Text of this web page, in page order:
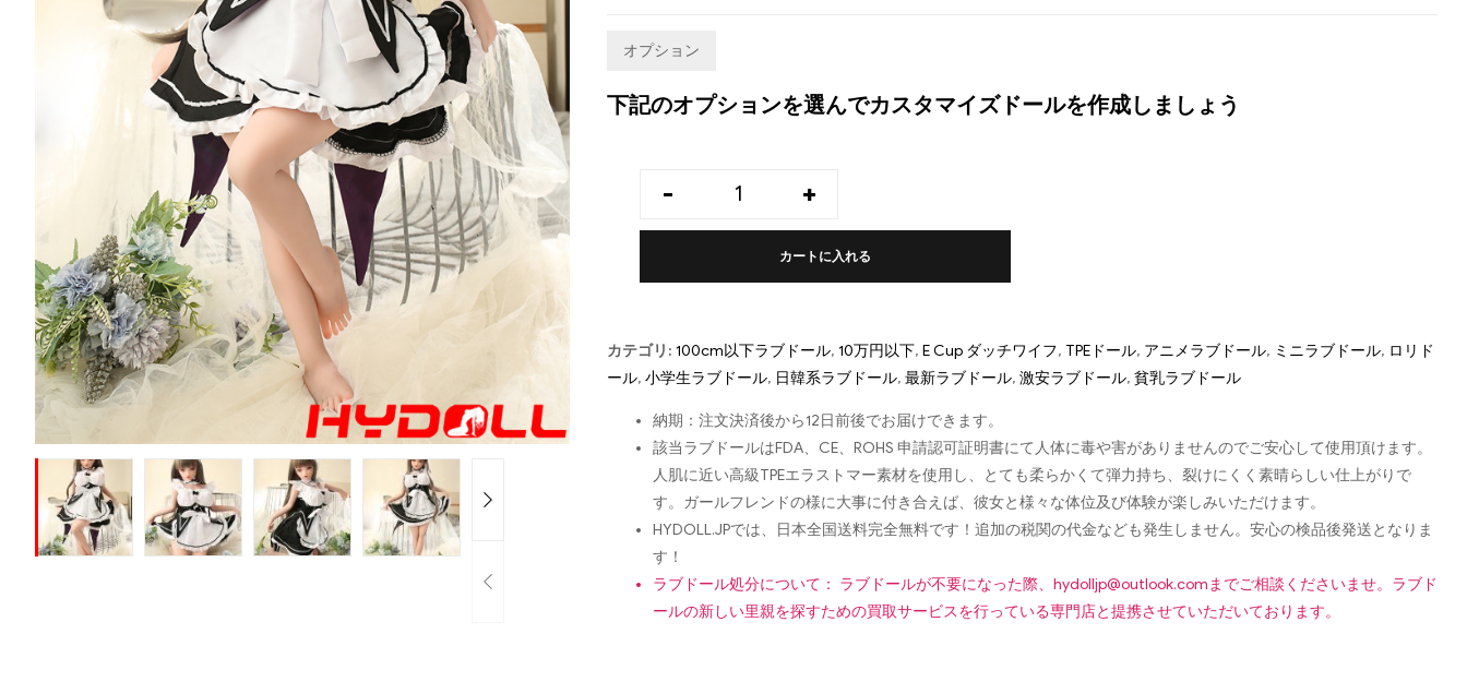
オプション
下記のオプションを選んでカスタマイズドールを作成しましょう
- +
カートに入れる
カテゴリ: 100cm以下ラブドール, 10万円以下, E Cup ダッチワイフ, TPEドール, アニメラブドール, ミニラブドール, ロリド
ール, 小学生ラブドール, 日韓系ラブドール, 最新ラブドール, 激安ラブドール, 貧乳ラブドール
納期：注文決済後から12日前後でお届けできます。
該当ラブドールはFDA、CE、ROHS 申請認可証明書にて人体に毒や害がありませんのでご安心して使用頂けます。
人肌に近い高級TPEエラストマー素材を使用し、とても柔らかくて弾力持ち、裂けにくく素晴らしい仕上がりで
す。ガールフレンドの様に大事に付き合えば、彼女と様々な体位及び体験が楽しみいただけます。
HYDOLL.JPでは、日本全国送料完全無料です！追加の税関の代金なども発生しません。安心の検品後発送となりま
す！
ラブドール処分について： ラブドールが不要になった際、 hydolljp@outlook.comまでご相談くださいませ。ラブド
ールの新しい里親を探すための買取サービスを行っている専門店と提携させていただいております。